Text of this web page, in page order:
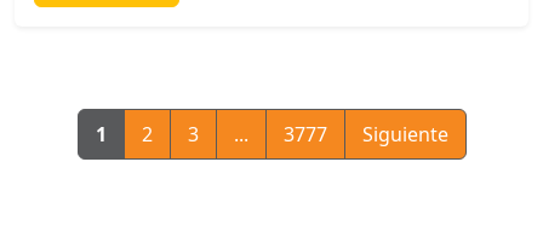
1 2 3 ... 3777 Siguiente